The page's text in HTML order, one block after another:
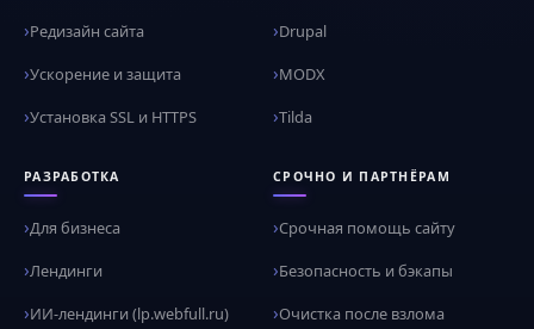
Редизайн сайта
Ускорение и защита
Установка SSL и HTTPS
Drupal
MODX
Tilda
РАЗРАБОТКА
Для бизнеса
Лендинги
ИИ-лендинги (lp.webfull.ru)
СРОЧНО И ПАРТНЁРАМ
Срочная помощь сайту
Безопасность и бэкапы
Очистка после взлома